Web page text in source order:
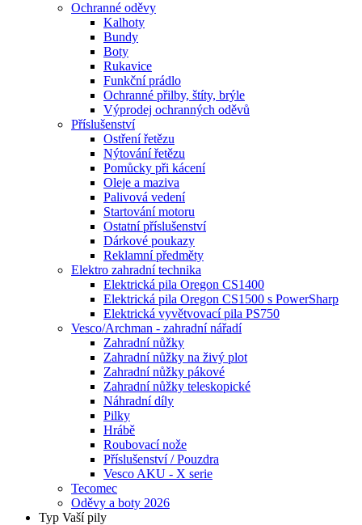
Ochranné oděvy
Kalhoty
Bundy
Boty
Rukavice
Funkční prádlo
Ochranné přilby, štíty, brýle
Výprodej ochranných oděvů
Příslušenství
Ostření řetězu
Nýtování řetězu
Pomůcky při kácení
Oleje a maziva
Palivová vedení
Startování motoru
Ostatní příslušenství
Dárkové poukazy
Reklamní předměty
Elektro zahradní technika
Elektrická pila Oregon CS1400
Elektrická pila Oregon CS1500 s PowerSharp
Elektrická vyvětvovací pila PS750
Vesco/Archman - zahradní nářadí
Zahradní nůžky
Zahradní nůžky na živý plot
Zahradní nůžky pákové
Zahradní nůžky teleskopické
Náhradní díly
Pilky
Hrábě
Roubovací nože
Příslušenství / Pouzdra
Vesco AKU - X serie
Tecomec
Oděvy a boty 2026
Typ Vaší pily